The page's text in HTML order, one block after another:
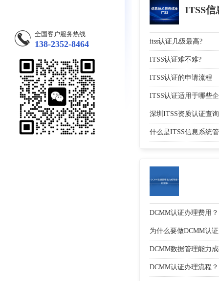
全国客户服务热线
138-2352-8464
ITSS信
itss认证几级最高?
ITSS认证难不难?
ITSS认证的申请流程
ITSS认证适用于哪些
深圳ITSS资质认证查
什么是ITSS信息系统
DCMM数据
估模型
DCMM认证办理费用？
为什么要做DCMM认
DCMM数据管理能力
么企业？
DCMM认证办理流程？